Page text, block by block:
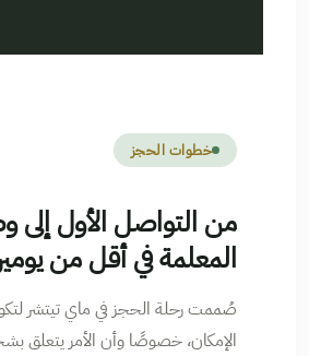
خطوات الحجز
من التواصل الأول إلى
المعلمة في أقل من
صُممت رحلة الحجز في ماي تيتشر
الإمكان، خصوصًا وأن الأمر